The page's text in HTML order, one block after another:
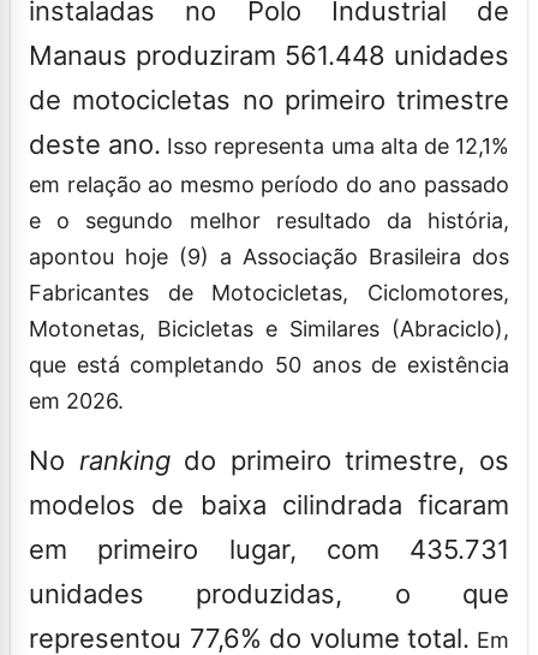
instaladas no Polo Industrial de
Manaus produziram 561.448 unidades
de motocicletas no primeiro trimestre
deste ano. Isso representa uma alta de 12,1%
em relação ao mesmo período do ano passado
e o segundo melhor resultado da história,
apontou hoje (9) a Associação Brasileira dos
Fabricantes de Motocicletas, Ciclomotores,
Motonetas, Bicicletas e Similares (Abraciclo),
que está completando 50 anos de existência
em 2026.
No rankingdo primeiro trimestre, os
modelos de baixa cilindrada ficaram
em primeiro lugar, com 435.731
unidades produzidas, o que
representou 77,6% do volume total. Em